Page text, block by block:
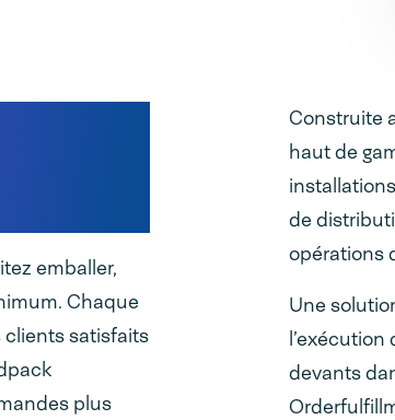
emballer,
Chaque
clients satisfaits
plus
Construite
haut de
de
opérations
Une
devants